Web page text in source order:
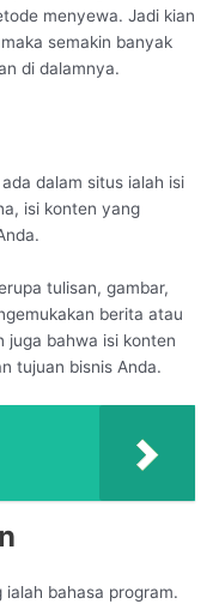
menyewa. Jadi kian
semakin banyak
di dalamnya.
dalam situs ialah isi
isi konten yang
tulisan, gambar,
berita atau
juga bahwa isi konten
tujuan bisnis Anda.
bahasa program.